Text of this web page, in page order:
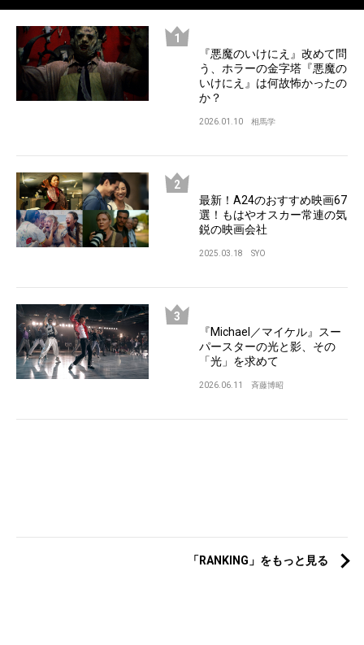
『悪魔のいけにえ』改めて問
う、ホラーの金字塔『悪魔の
いけにえ』は何故怖かったの
か？
2026.01.10 相馬学
最新！A24のおすすめ映画67
選！もはやオスカー常連の気
鋭の映画会社
2025.03.18 SYO
『Michael／マイケル』スー
パースターの光と影、その
「光」を求めて
2026.06.11 斉藤博昭
「RANKING」をもっと見る